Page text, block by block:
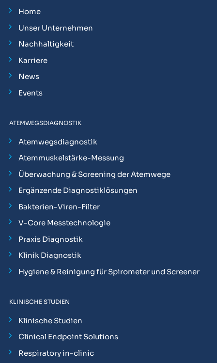
Home
Unser Unternehmen
Nachhaltigkeit
Karriere
News
Events
ATEMWEGSDIAGNOSTIK
Atemwegsdiagnostik
Atemmuskelstärke-Messung
Überwachung & Screening der Atemwege
Ergänzende Diagnostiklösungen
Bakterien-Viren-Filter
V-Core Messtechnologie
Praxis Diagnostik
Klinik Diagnostik
Hygiene & Reinigung für Spirometer und Screener
KLINISCHE STUDIEN
Klinische Studien
Clinical Endpoint Solutions
Respiratory in-clinic